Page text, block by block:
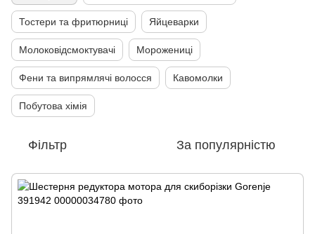
Тостери та фритюрниці Яйцеварки
Молоковідсмоктувачі Морожениці
Фени та випрямлячі волосся Кавомолки
Побутова хімія
Фільтр За популярністю